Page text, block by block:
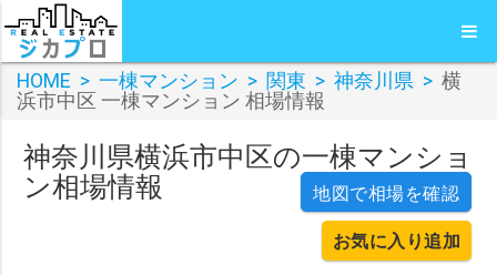
HOME > 一棟マンション > 関東 > 神奈川県 > 横
浜市中区 一棟マンション 相場情報
神奈川県横浜市中区の一棟マンショ
ン相場情報
地図で相場を確認
お気に入り追加